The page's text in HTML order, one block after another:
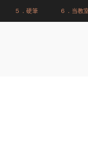
５．硬筆 ６．当教